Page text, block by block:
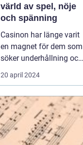
värld av spel, nöje
och spänning
Casinon har länge varit
en magnet för dem som
söker underhållning och
en chans att pröva sin
lycka. Från de glittrande
de virtuella spelen på
internet, erbjuder
casinovärlden en un...
20 april 2024